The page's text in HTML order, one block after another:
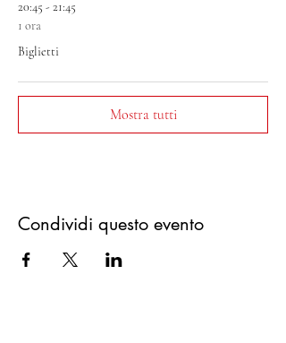
20:45 - 21:45
1 ora
Biglietti
Mostra tutti
Condividi questo evento